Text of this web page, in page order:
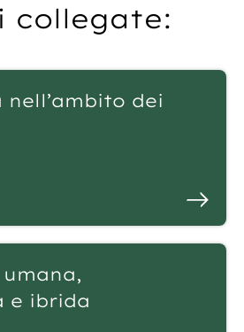
collegate:
nell’ambito dei
e ibrida